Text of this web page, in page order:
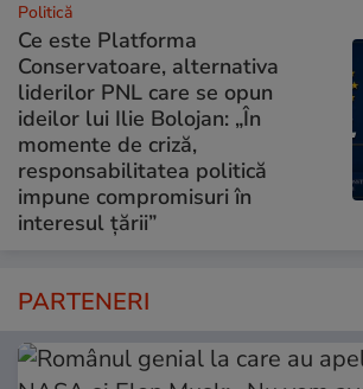
Politică
Ce este Platforma
Conservatoare, alternativa
liderilor PNL care se opun
ideilor lui Ilie Bolojan: „În
momente de criză,
responsabilitatea politică
impune compromisuri în
interesul țării”
PARTENERI